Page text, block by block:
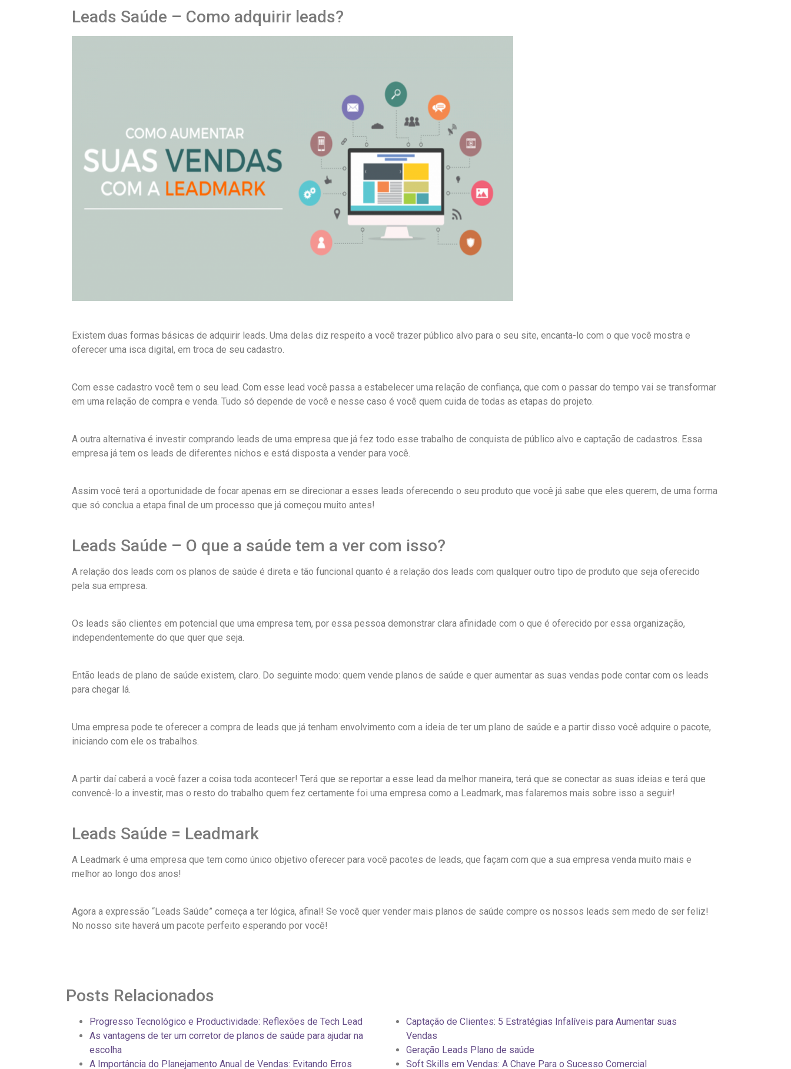
Leads Saúde – Como adquirir leads?
Existem duas formas básicas de adquirir leads. Uma delas diz respeito a você trazer público alvo para o seu site, encanta-lo com o que você mostra e
oferecer uma isca digital, em troca de seu cadastro.
Com esse cadastro você tem o seu lead. Com esse lead você passa a estabelecer uma relação de confiança, que com o passar do tempo vai se transformar
em uma relação de compra e venda. Tudo só depende de você e nesse caso é você quem cuida de todas as etapas do projeto.
A outra alternativa é investir comprando leads de uma empresa que já fez todo esse trabalho de conquista de público alvo e captação de cadastros. Essa
empresa já tem os leads de diferentes nichos e está disposta a vender para você.
Assim você terá a oportunidade de focar apenas em se direcionar a esses leads oferecendo o seu produto que você já sabe que eles querem, de uma forma
que só conclua a etapa final de um processo que já começou muito antes!
Leads Saúde – O que a saúde tem a ver com isso?
A relação dos leads com os planos de saúde é direta e tão funcional quanto é a relação dos leads com qualquer outro tipo de produto que seja oferecido
pela sua empresa.
Os leads são clientes em potencial que uma empresa tem, por essa pessoa demonstrar clara afinidade com o que é oferecido por essa organização,
independentemente do que quer que seja.
Então leads de plano de saúde existem, claro. Do seguinte modo: quem vende planos de saúde e quer aumentar as suas vendas pode contar com os leads
para chegar lá.
Uma empresa pode te oferecer a compra de leads que já tenham envolvimento com a ideia de ter um plano de saúde e a partir disso você adquire o pacote,
iniciando com ele os trabalhos.
A partir daí caberá a você fazer a coisa toda acontecer! Terá que se reportar a esse lead da melhor maneira, terá que se conectar as suas ideias e terá que
convencê-lo a investir, mas o resto do trabalho quem fez certamente foi uma empresa como a Leadmark, mas falaremos mais sobre isso a seguir!
Leads Saúde = Leadmark
A Leadmark é uma empresa que tem como único objetivo oferecer para você pacotes de leads, que façam com que a sua empresa venda muito mais e
melhor ao longo dos anos!
Agora a expressão “Leads Saúde” começa a ter lógica, afinal! Se você quer vender mais planos de saúde compre os nossos leads sem medo de ser feliz!
No nosso site haverá um pacote perfeito esperando por você!
Posts Relacionados
Progresso Tecnológico e Productividade: Reflexões de Tech Lead
As vantagens de ter um corretor de planos de saúde para ajudar na
escolha
A Importância do Planejamento Anual de Vendas: Evitando Erros
Captação de Clientes: 5 Estratégias Infalíveis para Aumentar suas
Vendas
Geração Leads Plano de saúde
Soft Skills em Vendas: A Chave Para o Sucesso Comercial